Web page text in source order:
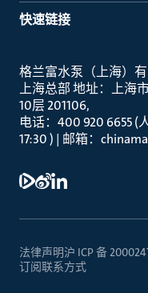
快速链接
格兰富水泵（上海）
上海总部 地址：上海
10层 201106
电话：400 920 6655 (
17:30 ) | 邮箱：
法律声明沪 ICP 备
订阅联系方式